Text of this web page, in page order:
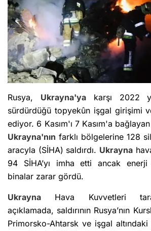
Rusya, Ukrayna'yakarşı 2022
sürdürdüğü topyekûn işgal girişimi
ediyor. 6 Kasım'ı 7 Kasım'a
Ukrayna'nın farklı bölgelerine 128
aracyla (SİHA) saldırdı. Ukrayna
94 SİHA’yı imha etti ancak
binalar zarar gördü.
Ukrayna Hava Kuvvetleri
açıklamada, saldırının Rusya’nın
Primorsko-Ahtarsk ve işgal altındaki